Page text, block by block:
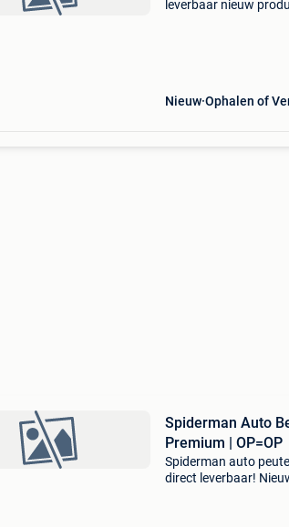
leverbaar nieuw
Nieuw Ophalen of
Spiderman Auto
Premium | OP=OP
Spiderman auto
direct leverbaar!